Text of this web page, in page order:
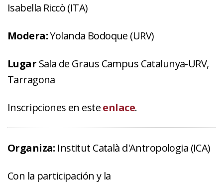
Isabella Riccò (ITA)
Modera:Yolanda Bodoque (URV)
Lugar Sala de Graus Campus Catalunya-URV,
Tarragona
Inscripciones en esteenlace.
Organiza: Institut Català d'Antropologia (ICA)
Con la participación y la